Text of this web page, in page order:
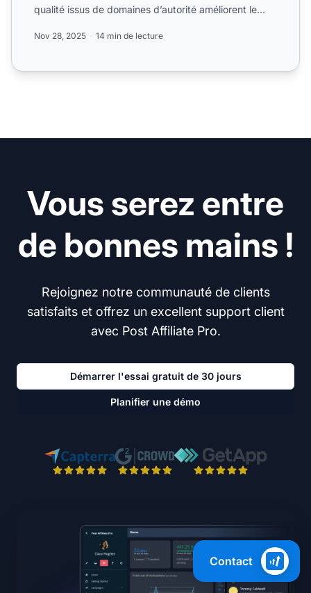
qualité issus de domaines d’autorité améliorent le
Nov 28, 2025 14 min de lecture
Vous serez entre
de bonnes mains !
Rejoignez notre communauté de clients
satisfaits et offrez un excellent support client
avec Post Affiliate Pro.
Démarrer l'essai gratuit de 30 jours
Planifier une démo
Contact